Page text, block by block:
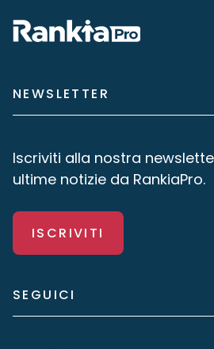
NEWSLETTER
Iscriviti alla nostra
ultime notizie da RankiaPro.
ISCRIVITI
SEGUICI